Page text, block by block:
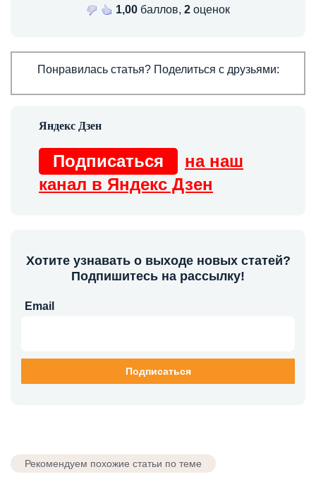
1,00 баллов, 2 оценок
Понравилась статья? Поделиться с друзьями:
Подписаться
на наш
канал в Яндекс Дзен
Хотите узнавать о выходе новых статей?
Подпишитесь на рассылку!
Email
Рекомендуем похожие статьи по теме